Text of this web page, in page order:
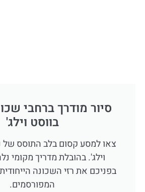
סיור מודרך ברחבי
בווסט וילג'
צאו למסע קסום בלב התוסס של
וילג'. בהובלת מדריך מקומי
בפניכם את רזי השכונה
המפורסמים.